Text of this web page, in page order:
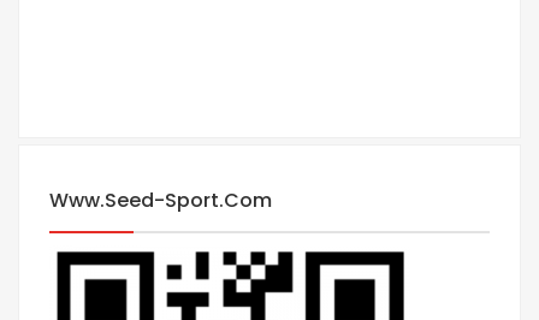
Www.seed-Sport.com